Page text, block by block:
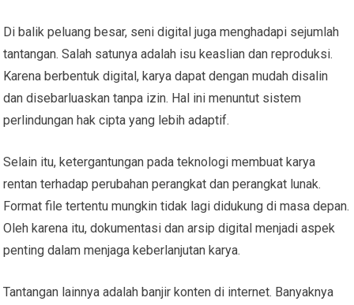
Di balik peluang besar, seni digital juga menghadapi sejumlah
tantangan. Salah satunya adalah isu keaslian dan reproduksi.
Karena berbentuk digital, karya dapat dengan mudah disalin
dan disebarluaskan tanpa izin. Hal ini menuntut sistem
perlindungan hak cipta yang lebih adaptif.
Selain itu, ketergantungan pada teknologi membuat karya
rentan terhadap perubahan perangkat dan perangkat lunak.
Format file tertentu mungkin tidak lagi didukung di masa depan.
Oleh karena itu, dokumentasi dan arsip digital menjadi aspek
penting dalam menjaga keberlanjutan karya.
Tantangan lainnya adalah banjir konten di internet. Banyaknya